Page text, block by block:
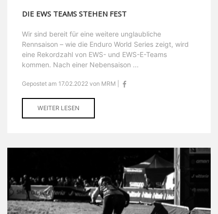
DIE EWS TEAMS STEHEN FEST
Wir sind bereit für eine weitere unglaubliche
Rennsaison – wie die Enduro World Series zeigt, wird
eine Rekordzahl von EWS- und EWS-E-Teams
kommen. Nach einer Nebensaison ...
Gepostet am 17.02.2022 von MRM |
WEITER LESEN